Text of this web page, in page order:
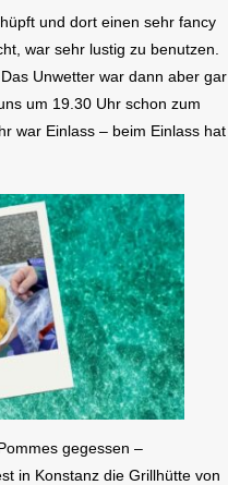
und dort einen sehr fancy
war sehr lustig zu benutzen.
Unwetter war dann aber gar
um 19.30 Uhr schon zum
war Einlass – beim Einlass hat
gegessen –
in Konstanz die Grillhütte von